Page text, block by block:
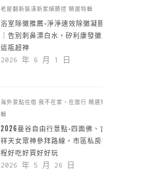
老屋翻新裝潢新家細節控 精選特輯
浴室除黴推薦-淨淨速效除黴凝膠
｜告別刺鼻漂白水，矽利康發黴靠
這瓶超神
2026 年 6 月 1 日
海外景點住宿 我不在家，在旅行 精選特
輯
2026曼谷自由行景點-四面佛、吉
祥天女眾神參拜路線，市區私房行
程好吃好買好好玩
2026 年 5 月 26 日